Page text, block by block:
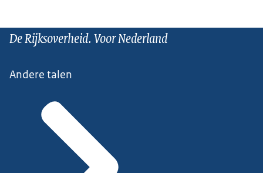
De Rijksoverheid. Voor Nederland
Andere talen